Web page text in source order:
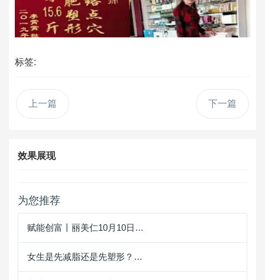
标签:
上一篇 下一篇
效果展现
为您推荐
赋能创富丨丽美仁10月10日…
女生是先减脂还是先塑形？…